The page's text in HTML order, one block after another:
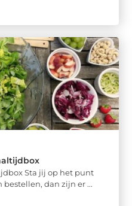
Sta jij op het punt
dan zijn er ...